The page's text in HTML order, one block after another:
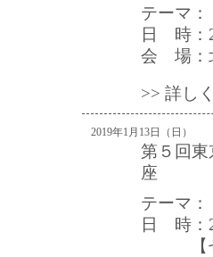
テーマ
日 時：
会 場：
>> 詳し
2019年1月13日（日）
第５回
座
テーマ
日 時：